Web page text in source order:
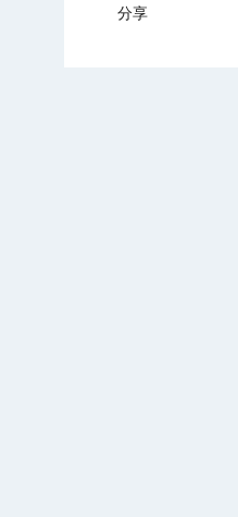
分享